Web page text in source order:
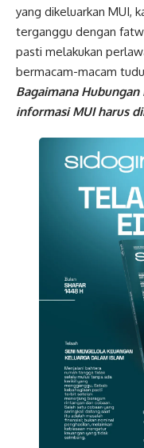
yang dikeluarkan MUI,
terganggu dengan
pasti melakukan
bermacam-macam
Bagaimana Hubungan
informasi MUI harus